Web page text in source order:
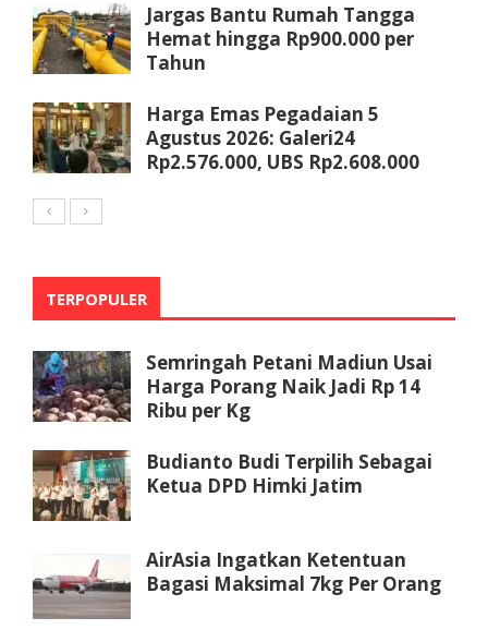
Jargas Bantu Rumah Tangga
Hemat hingga Rp900.000 per
Tahun
Harga Emas Pegadaian 5
Agustus 2026: Galeri24
Rp2.576.000, UBS Rp2.608.000
TERPOPULER
Semringah Petani Madiun Usai
Harga Porang Naik Jadi Rp 14
Ribu per Kg
Budianto Budi Terpilih Sebagai
Ketua DPD Himki Jatim
AirAsia Ingatkan Ketentuan
Bagasi Maksimal 7kg Per Orang